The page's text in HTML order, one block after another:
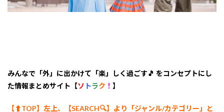
宝生
亭
する
にあ
て
みんなで「外」に出かけて「楽」しく過ごす🎵 をコンセプトにし
た情報まとめサイト【ソ トラク ！ 】
【⬆︎TOP】左上、【SEARCH🔍】より「ジャンル/カテゴリー 」と